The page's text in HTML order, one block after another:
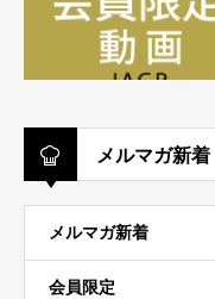
メルマガ新着
メルマガ新着
会員限定